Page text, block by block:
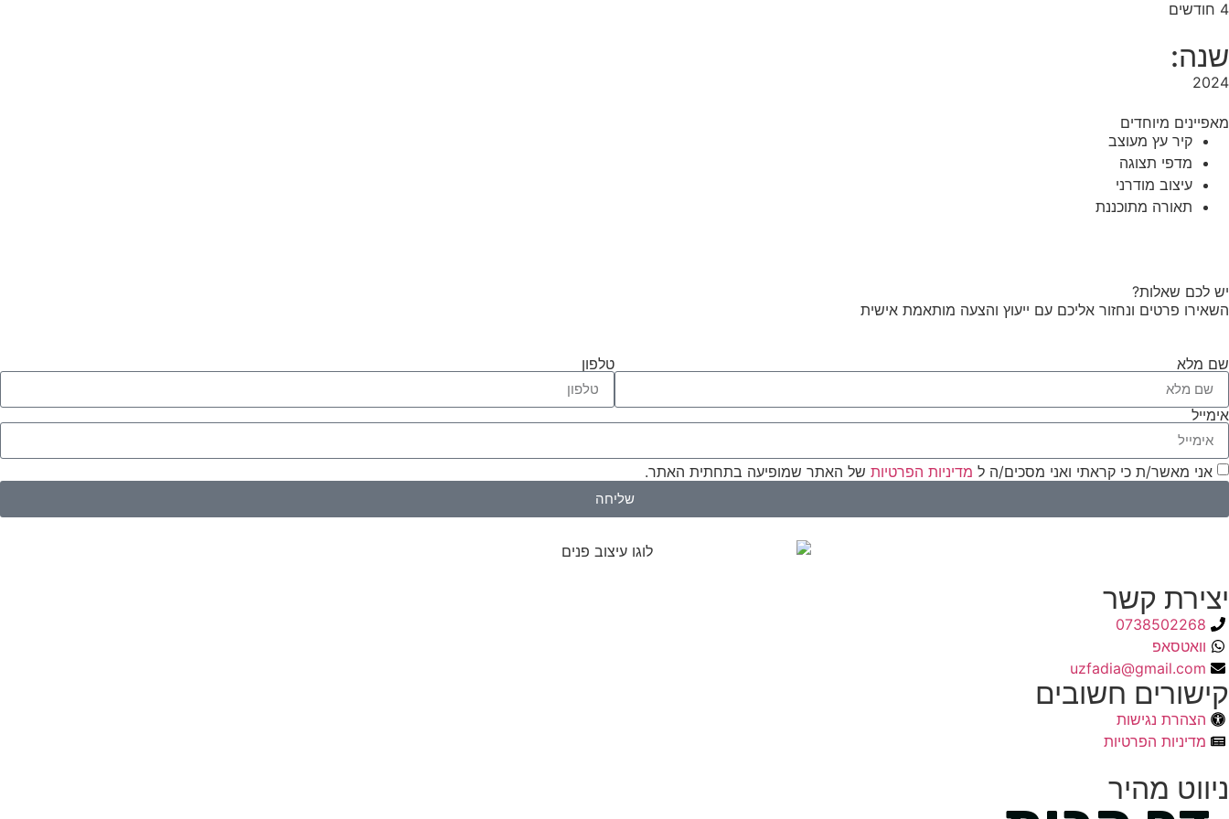
4 חודשים
שנה:
2024
מאפיינים מיוחדים
קיר עץ מעוצב
מדפי תצוגה
עיצוב מודרני
תאורה מתוכננת
יש לכם שאלות?
השאירו פרטים ונחזור אליכם עם ייעוץ והצעה מותאמת אישית
שם מלא טלפון
אימייל
אני מאשר/ת כי קראתי ואני מסכים/ה ל מדיניות הפרטיות של האתר שמופיעה בתחתית האתר.
שליחה
יצירת קשר
0738502268
וואטסאפ
uzfadia@gmail.com
קישורים חשובים
הצהרת נגישות
מדיניות הפרטיות
ניווט מהיר